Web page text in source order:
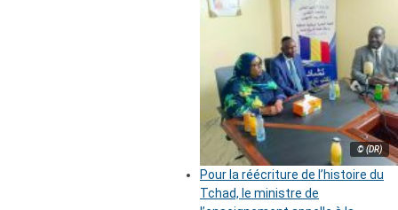
© (DR)
Pour la réécriture de l’histoire du
Tchad, le ministre de